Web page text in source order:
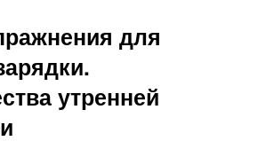
для
утренней